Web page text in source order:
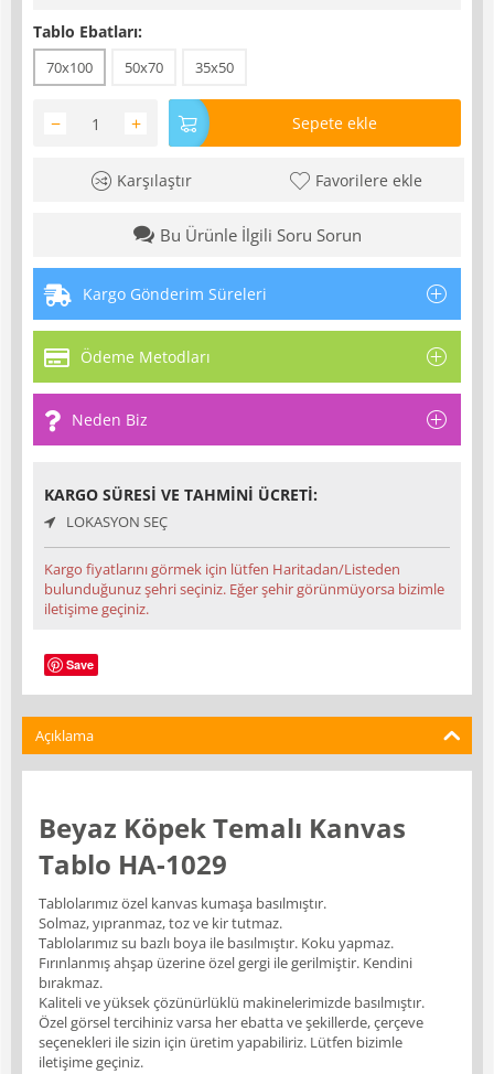
Tablo Ebatları:
70x100 50x70 35x50
+
− Sepete ekle
Karşılaştır Favorilere ekle
Bu Ürünle İlgili Soru Sorun
Kargo Gönderim Süreleri
Ödeme Metodları
Neden Biz
KARGO SÜRESI VE TAHMINI ÜCRETI:
LOKASYON SEÇ
Kargo fiyatlarını görmek için lütfen Haritadan/Listeden
bulunduğunuz şehri seçiniz. Eğer şehir görünmüyorsa bizimle
iletişime geçiniz.
Save
Açıklama
Beyaz Köpek Temalı Kanvas
Tablo HA-1029
Tablolarımız özel kanvas kumaşa basılmıştır.
Solmaz, yıpranmaz, toz ve kir tutmaz.
Tablolarımız su bazlı boya ile basılmıştır. Koku yapmaz.
Fırınlanmış ahşap üzerine özel gergi ile gerilmiştir. Kendini
bırakmaz.
Kaliteli ve yüksek çözünürlüklü makinelerimizde basılmıştır.
Özel görsel tercihiniz varsa her ebatta ve şekillerde, çerçeve
seçenekleri ile sizin için üretim yapabiliriz. Lütfen bizimle
iletişime geçiniz.